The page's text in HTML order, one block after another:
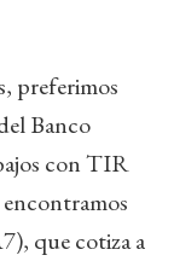
preferimos
Banco
con TIR
que cotiza a